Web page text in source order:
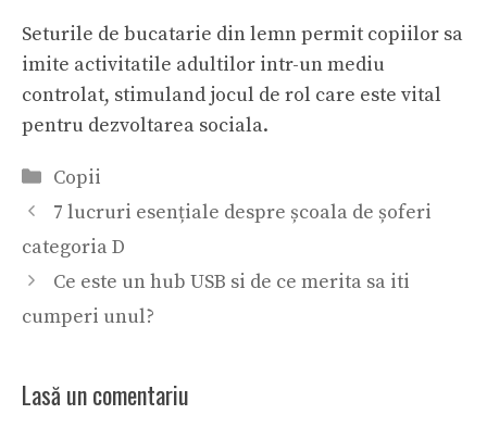
Seturile de bucatarie din lemn permit copiilor sa
imite activitatile adultilor intr-un mediu
controlat, stimuland jocul de rol care este vital
pentru dezvoltarea sociala.
Categorii
Copii
​7 lucruri esențiale despre școala de șoferi
categoria D
Ce este un hub USB si de ce merita sa iti
cumperi unul?
Lasă un comentariu